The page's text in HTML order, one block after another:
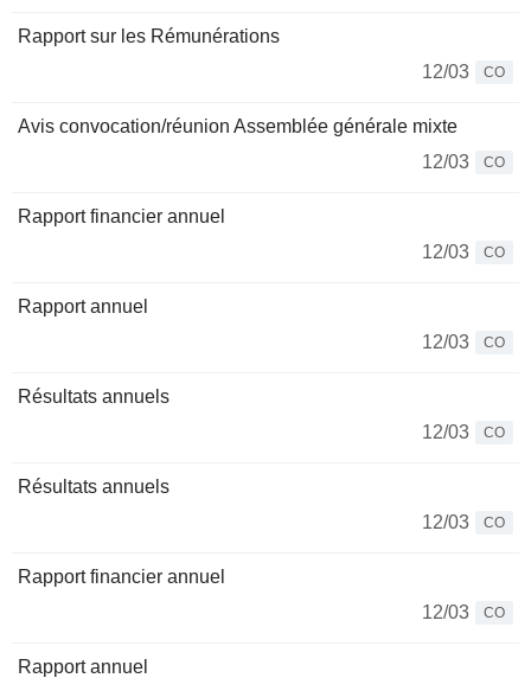
Rapport sur les Rémunérations
12/03
CO
Avis convocation/réunion Assemblée générale mixte
12/03
CO
Rapport financier annuel
12/03
CO
Rapport annuel
12/03
CO
Résultats annuels
12/03
CO
Résultats annuels
12/03
CO
Rapport financier annuel
12/03
CO
Rapport annuel